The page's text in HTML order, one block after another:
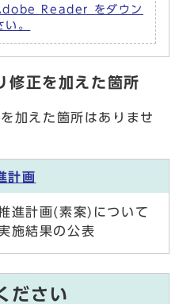
Reader をダウン
。
修正を加えた箇所
加えた箇所はありませ
計画
進計画(素案)について
施結果の公表
ださい